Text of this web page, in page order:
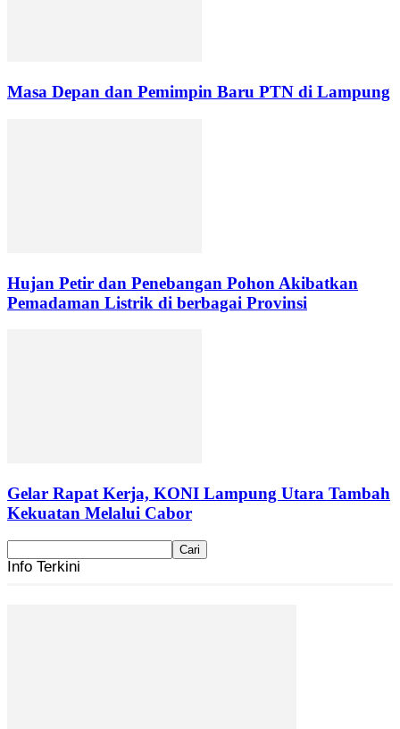
Masa Depan dan Pemimpin Baru PTN di Lampung
Hujan Petir dan Penebangan Pohon Akibatkan
Pemadaman Listrik di berbagai Provinsi
Gelar Rapat Kerja, KONI Lampung Utara Tambah
Kekuatan Melalui Cabor
Info Terkini